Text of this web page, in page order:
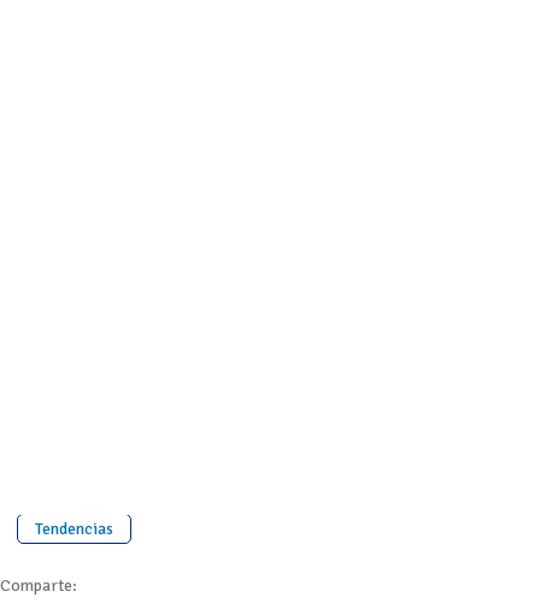
Tendencias
Comparte: